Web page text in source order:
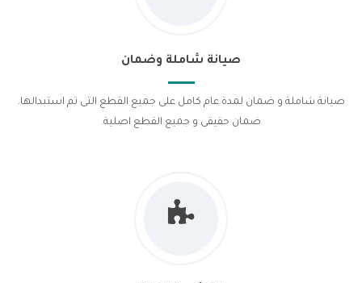
صيانة شاملة وضمان
صيانة شاملة و ضمان لمدة عام كامل على جميع القطع التى تم استبدالها.
ضمان حقيقى و جميع القطع اصلية.